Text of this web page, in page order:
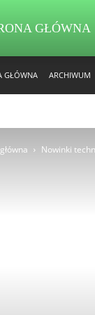
GŁÓWNA
GŁÓWNA ARCHIWUM
Nowinki